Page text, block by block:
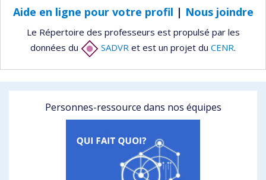
Aide en ligne pour votre profil | Nous joindre
Le Répertoire des professeurs est propulsé par les
données du
SADVR et est un projet du CENR.
Personnes-ressource dans nos équipes